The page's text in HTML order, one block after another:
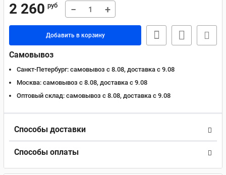
2 260 руб − +
Добавить в корзину
Самовывоз
Санкт-Петербург: самовывоз с 8.08, доставка c 9.08
Москва: самовывоз с 8.08, доставка c 9.08
Оптовый склад: самовывоз с 8.08, доставка c 9.08
Способы доставки
Способы оплаты